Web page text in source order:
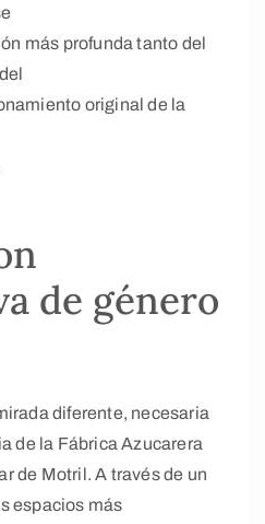
más profunda tanto del
original de la
de género
diferente, necesaria
de la Fábrica Azucarera
de Motril. A través de un
espacios más